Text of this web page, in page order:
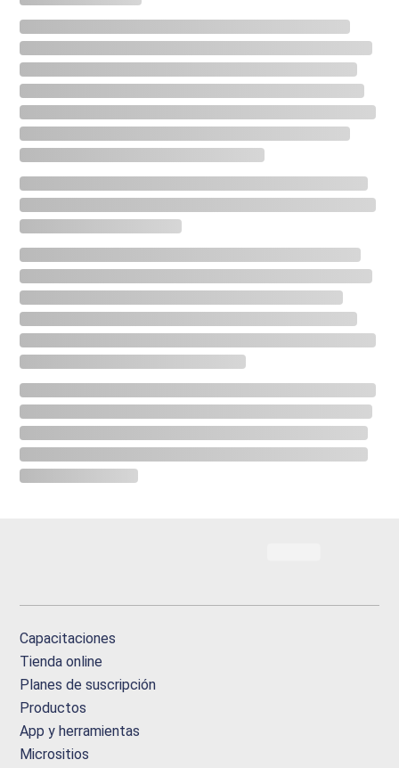
Capacitaciones
Tienda online
Planes de suscripción
Productos
App y herramientas
Micrositios